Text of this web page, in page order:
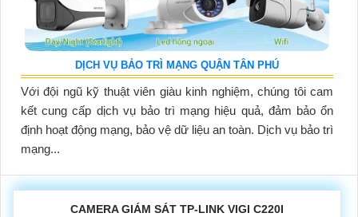
DỊCH VỤ BẢO TRÌ MẠNG QUẬN TÂN PHÚ
Với đội ngũ kỹ thuật viên giàu kinh nghiệm, chúng tôi cam
kết cung cấp dịch vụ bảo trì mạng hiệu quả, đảm bảo ổn
định hoạt động mạng, bảo vệ dữ liệu an toàn. Dịch vụ bảo trì
mạng...
CAMERA GIÁM SÁT TP-LINK VIGI C220I